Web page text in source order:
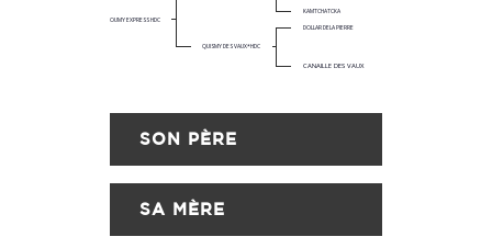
OUMY EXPRESS HDC
KAMTCHATCKA
DOLLAR DELA PIERRE
CANAILLE DES VAUX
QUISMY DES VAUX*HDC
SON PÈRE
SA MÈRE